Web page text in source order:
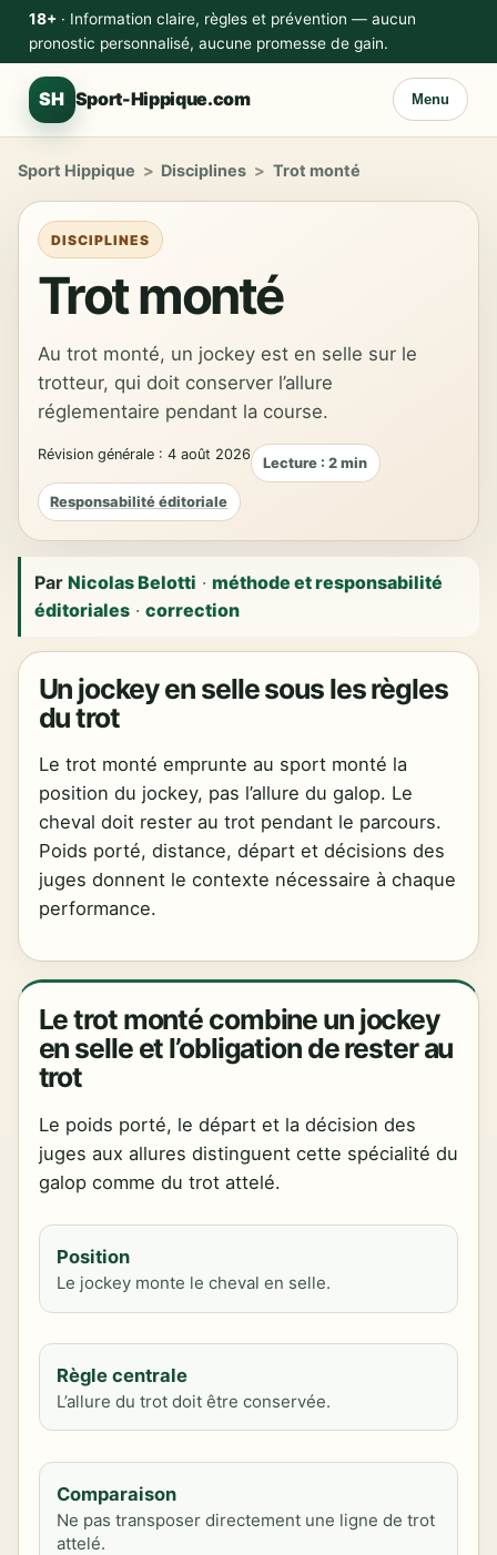
18+· Information claire, règles et prévention — aucun
pronostic personnalisé, aucune promesse de gain.
SH Sport-Hippique.com Menu
Sport Hippique > Disciplines > Trot monté
DISCIPLINES
Trot monté
Au trot monté, un jockey est en selle sur le
trotteur, qui doit conserver l’allure
réglementaire pendant la course.
Révision générale : 4 août 2026 Lecture : 2 min
Responsabilité éditoriale
ParNicolas Belotti ·méthode et responsabilité
éditoriales ·correction
Un jockey en selle sous les règles
du trot
Le trot monté emprunte au sport monté la
position du jockey, pas l’allure du galop. Le
cheval doit rester au trot pendant le parcours.
Poids porté, distance, départ et décisions des
juges donnent le contexte nécessaire à chaque
performance.
Le trot monté combine un jockey
en selle et l’obligation de rester au
trot
Le poids porté, le départ et la décision des
juges aux allures distinguent cette spécialité du
galop comme du trot attelé.
Position
Le jockey monte le cheval en selle.
Règle centrale
L’allure du trot doit être conservée.
Comparaison
Ne pas transposer directement une ligne de trot
attelé.